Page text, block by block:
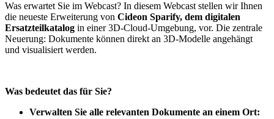
Was erwartet Sie im Webcast? In diesem Webcast stellen wir Ihnen
die neueste Erweiterung von Cideon Sparify, dem digitalen
Ersatzteilkatalog in einer 3D-Cloud-Umgebung, vor. Die zentrale
Neuerung: Dokumente können direkt an 3D-Modelle angehängt
und visualisiert werden.
Was bedeutet das für Sie?
Verwalten Sie alle relevanten Dokumente an einem Ort: